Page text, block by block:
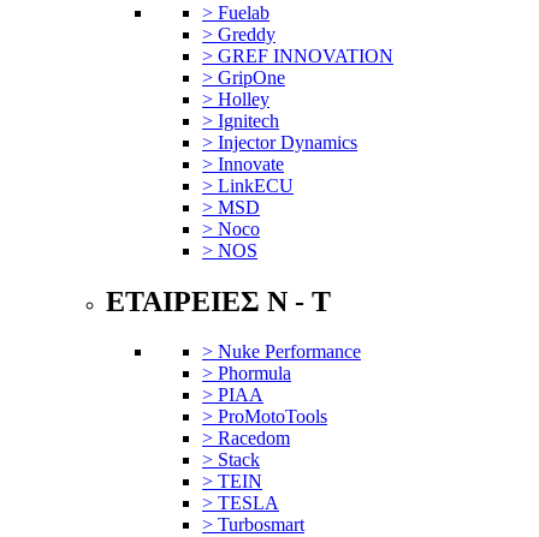
> Fuelab
> Greddy
> GREF INNOVATION
> GripOne
> Holley
> Ignitech
> Injector Dynamics
> Innovate
> LinkECU
> MSD
> Noco
> NOS
ΕΤΑΙΡΕΙΕΣ N - T
> Nuke Performance
> Phormula
> PIAA
> ProMotoTools
> Racedom
> Stack
> TEIN
> TESLA
> Turbosmart